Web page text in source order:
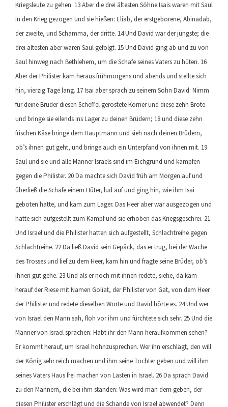
Kriegsleute zu gehen. 13 Aber die drei ältesten Söhne Isais waren mit Saul
in den Krieg gezogen und sie hießen: Eliab, der erstgeborene, Abinadab,
der zweite, und Schamma, der dritte. 14 Und David war der jüngste; die
drei ältesten aber waren Saul gefolgt. 15 Und David ging ab und zu von
Saul hinweg nach Bethlehem, um die Schafe seines Vaters zu hüten. 16
Aber der Philister kam heraus frühmorgens und abends und stellte sich
hin, vierzig Tage lang. 17 Isai aber sprach zu seinem Sohn David: Nimm
für deine Brüder diesen Scheffel geröstete Körner und diese zehn Brote
und bringe sie eilends ins Lager zu deinen Brüdern; 18 und diese zehn
frischen Käse bringe dem Hauptmann und sieh nach deinen Brüdern,
ob’s ihnen gut geht, und bringe auch ein Unterpfand von ihnen mit. 19
Saul und sie und alle Männer Israels sind im Eichgrund und kämpfen
gegen die Philister. 20 Da machte sich David früh am Morgen auf und
überließ die Schafe einem Hüter, lud auf und ging hin, wie ihm Isai
geboten hatte, und kam zum Lager. Das Heer aber war ausgezogen und
hatte sich aufgestellt zum Kampf und sie erhoben das Kriegsgeschrei. 21
Und Israel und die Philister hatten sich aufgestellt, Schlachtreihe gegen
Schlachtreihe. 22 Da ließ David sein Gepäck, das er trug, bei der Wache
des Trosses und lief zu dem Heer, kam hin und fragte seine Brüder, ob’s
ihnen gut gehe. 23 Und als er noch mit ihnen redete, siehe, da kam
herauf der Riese mit Namen Goliat, der Philister von Gat, von dem Heer
der Philister und redete dieselben Worte und David hörte es. 24 Und wer
von Israel den Mann sah, floh vor ihm und fürchtete sich sehr. 25 Und die
Männer von Israel sprachen: Habt ihr den Mann heraufkommen sehen?
Er kommt herauf, um Israel hohnzusprechen. Wer ihn erschlägt, den will
der König sehr reich machen und ihm seine Tochter geben und will ihm
seines Vaters Haus frei machen von Lasten in Israel. 26 Da sprach David
zu den Männern, die bei ihm standen: Was wird man dem geben, der
diesen Philister erschlägt und die Schande von Israel abwendet? Denn